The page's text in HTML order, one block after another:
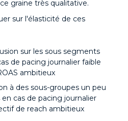
graine très qualitative.
sur l'élasticité de ces
sur les sous segments
de pacing journalier faible
ambitieux
à des sous-groupes un peu
cas de pacing journalier
de reach ambitieux